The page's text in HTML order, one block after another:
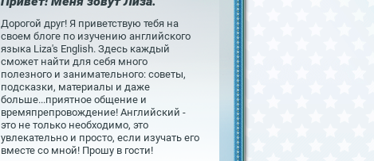
Дорогой друг! Я приветствую тебя на
своем блоге по изучению английского
языка Liza's English. Здесь каждый
сможет найти для себя много
полезного и занимательного: советы,
подсказки, материалы и даже
больше...приятное общение и
времяпрепровождение! Английский -
это не только необходимо, это
увлекательно и просто, если изучать его
вместе со мной! Прошу в гости!